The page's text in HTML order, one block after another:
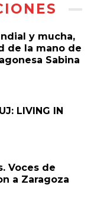
y mucha,
de la mano de
Sabina
LIVING IN
Voces de
a Zaragoza